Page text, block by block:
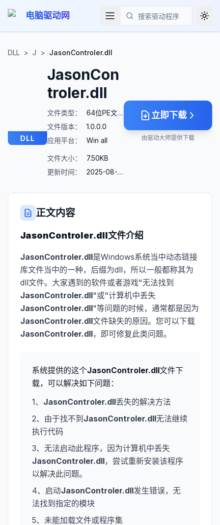
电脑驱动网
搜索
DLL > J > JasonControler.dll
DLL
JasonCon
troler.dll
文件类型：
64位PE文件
文件版本：
1.0.0.0
应用平台：
Win all
文件大小：
7.50KB
更新时间：
2025-08-23
立即下载
由驱动大师提供下载
正文内容
JasonControler.dll文件介绍
JasonControler.dll是Windows系统当中动态链接
库文件当中的一种，后缀为dll，所以一般都称其为
dll文件。大家遇到的软件或者游戏"无法找到
JasonControler.dll"或"计算机中丢失
JasonControler.dll"等问题的时候，通常都是因为
JasonControler.dll文件缺失的原因。您可以下载
JasonControler.dll，即可修复此类问题。
系统提供的这个JasonControler.dll文件下
载，可以解决如下问题：
1、 JasonControler.dll丢失的解决方法
2、由于找不到 JasonControler.dll无法继续
执行代码
3、无法启动此程序，因为计算机中丢失
JasonControler.dll，尝试重新安装该程序
以解决此问题。
4、启动JasonControler.dll发生错误，无
法找到指定的模块
5、未能加载文件或程序集